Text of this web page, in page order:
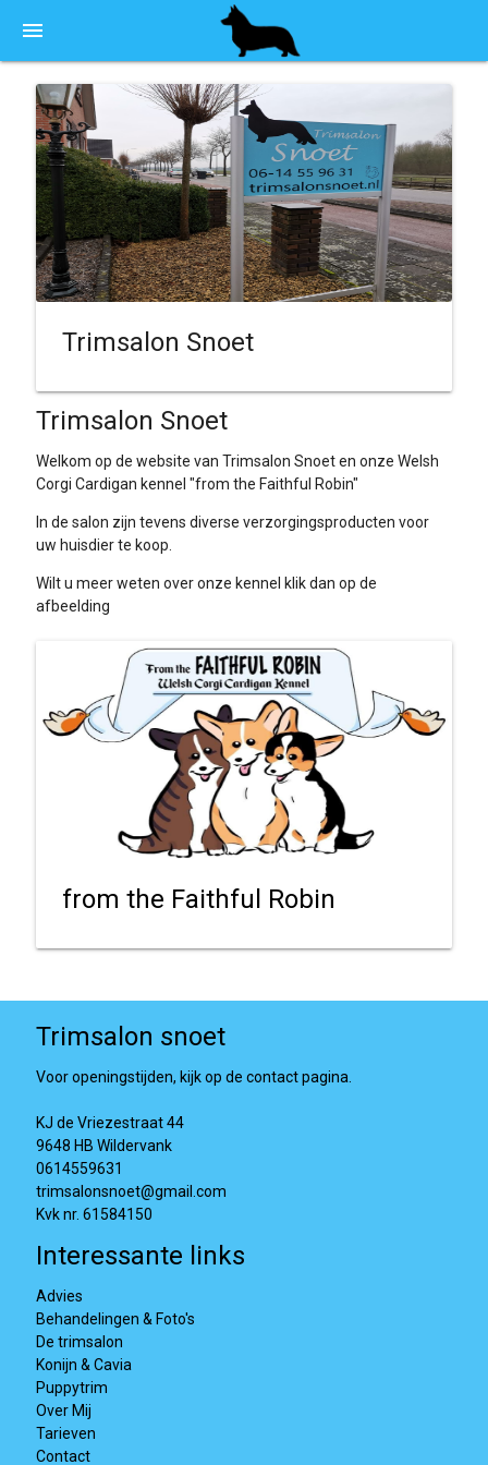
menu
Trimsalon Snoet
Trimsalon Snoet
Welkom op de website van Trimsalon Snoet en onze Welsh
Corgi Cardigan kennel "from the Faithful Robin"
In de salon zijn tevens diverse verzorgingsproducten voor
uw huisdier te koop.
Wilt u meer weten over onze kennel klik dan op de
afbeelding
from the Faithful Robin
Trimsalon snoet
Voor openingstijden, kijk op de contact pagina.
KJ de Vriezestraat 44
9648 HB Wildervank
0614559631
trimsalonsnoet@gmail.com
Kvk nr. 61584150
Interessante links
Advies
Behandelingen & Foto's
De trimsalon
Konijn & Cavia
Puppytrim
Over Mij
Tarieven
Contact